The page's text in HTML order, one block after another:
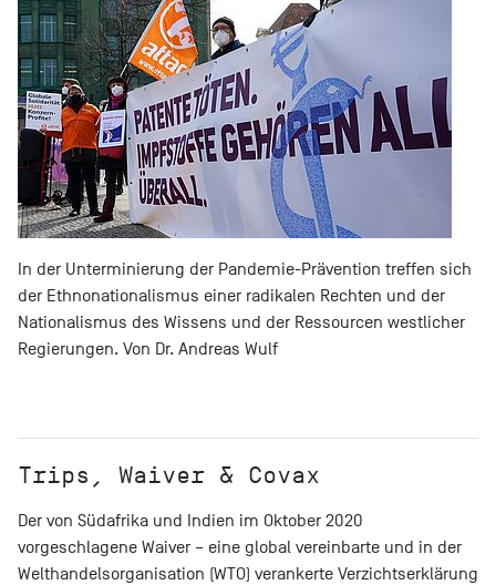
In der Unterminierung der Pandemie-Prävention treffen sich
der Ethnonationalismus einer radikalen Rechten und der
Nationalismus des Wissens und der Ressourcen westlicher
Regierungen. Von Dr. Andreas Wulf
Trips, Waiver & Covax
Der von Südafrika und Indien im Oktober 2020
vorgeschlagene Waiver – eine global vereinbarte und in der
Welthandelsorganisation (WTO) verankerte Verzichtserklärung